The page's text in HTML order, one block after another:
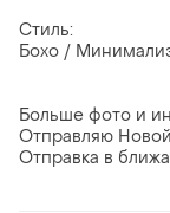
Стиль:
Бохо /
Больше фото и
Отправляю
Отправка в